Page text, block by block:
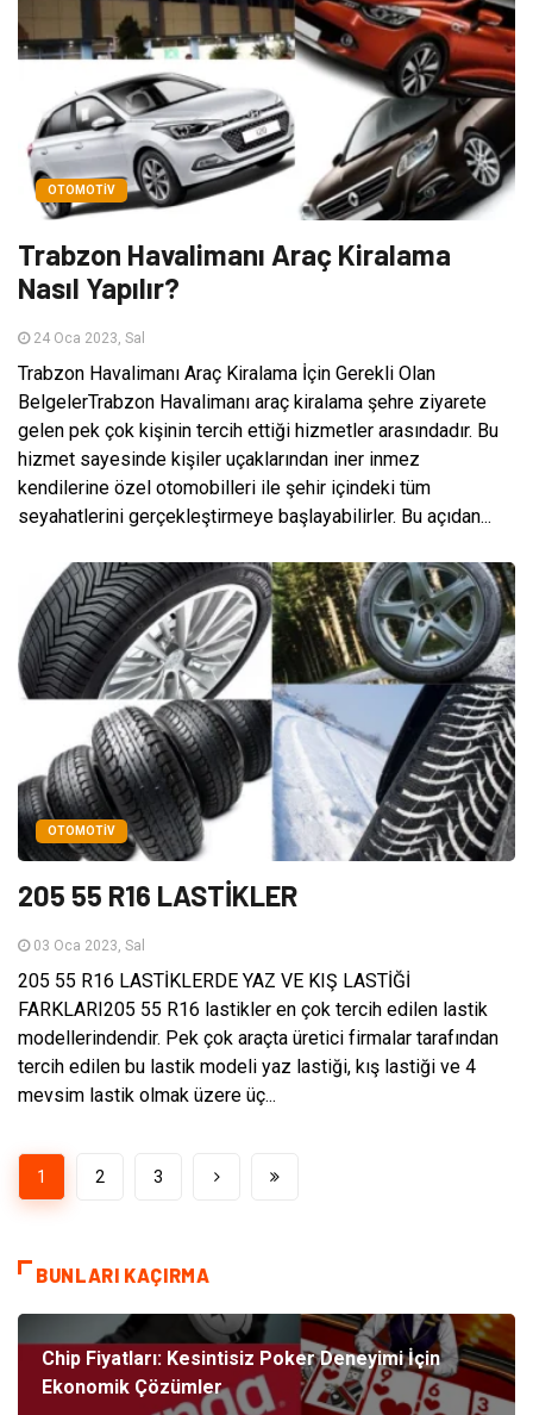
OTOMOTIV
Trabzon Havalimanı Araç Kiralama
Nasıl Yapılır?
24 Oca 2023, Sal
Trabzon Havalimanı Araç Kiralama İçin Gerekli Olan
BelgelerTrabzon Havalimanı araç kiralama şehre ziyarete
gelen pek çok kişinin tercih ettiği hizmetler arasındadır. Bu
hizmet sayesinde kişiler uçaklarından iner inmez
kendilerine özel otomobilleri ile şehir içindeki tüm
seyahatlerini gerçekleştirmeye başlayabilirler. Bu açıdan...
OTOMOTIV
205 55 R16 LASTİKLER
03 Oca 2023, Sal
205 55 R16 LASTİKLERDE YAZ VE KIŞ LASTİĞİ
FARKLARI205 55 R16 lastikler en çok tercih edilen lastik
modellerindendir. Pek çok araçta üretici firmalar tarafından
tercih edilen bu lastik modeli yaz lastiği, kış lastiği ve 4
mevsim lastik olmak üzere üç...
1 2 3
BUNLARI KAÇIRMA
Chip Fiyatları: Kesintisiz Poker Deneyimi İçin
Ekonomik Çözümler